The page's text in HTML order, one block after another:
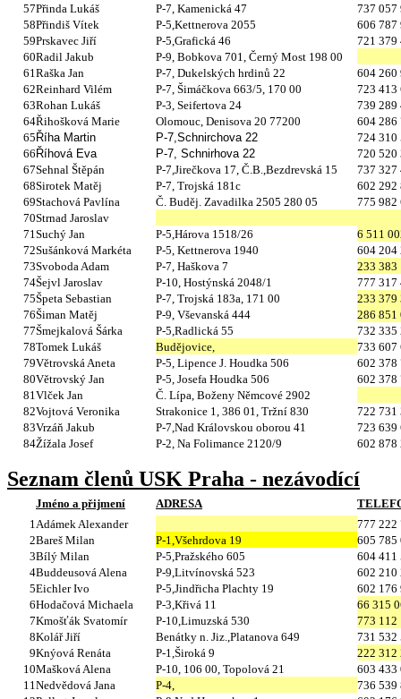
57Přinda Lukáš P-7, Kamenická 47
737 057
58Přindiš Vítek P-5,Kettnerova 2055
606 787
59Prskavec Jiří P-5,Grafická 46
721 379
60Radil Jakub
P-9, Bobkova 701, Černý Most 198 00
61 Raška Jan P-7, Dukelských hrdinů 22
604 260
62Reinhard Vilém P-7, Šimáčkova 663/5, 170 00
723 413
63Rohan Lukáš P-3, Seifertova 24
739 289
64Řihošková Marie Olomouc, Denisova 20 77200
604 286
65 Říha Martin P-7,Schnirchova 22
724 310
66 Říhová Eva P-7, Schnirhova 22
720 520
67Sehnal Štěpán P-7,Jirečkova 17, Č.B.,Bezdrevská 15
737 327
68Sirotek Matěj P-7, Trojská 181c
602 292
69Stachová Pavlína Č. Buděj. Zavadilka 2505 280 05
775 982
70Strnad Jaroslav
71 Suchý Jan P-5,Hárova 1518/26
6 511
72Sušánková Markéta P-5, Kettnerova 1940
604 204
73Svoboda Adam P-7, Haškova 7
233 383
74Šejvl Jaroslav P-10, Hostýnská 2048/1
777 317
75Špeta Sebastian P-7, Trojská 183a, 171 00
233 379
76Šiman Matěj P-9, Vševanská 444
286 851
77Šmejkalová Šárka P-5,Radlická 55
732 335
78Tomek Lukáš Budějovice,
733 607
79Větrovská Aneta P-5, Lipence J. Houdka 506
602 378
80Větrovský Jan P-5, Josefa Houdka 506
602 378
81 Vlček Jan
Č. Lípa, Boženy Němcové 2902
82Vojtová Veronika Strakonice 1, 386 01, Tržní 830
722 731
83Vrzáň Jakub P-7,Nad Královskou oborou 41
723 639
84Žížala Josef P-2, Na Folimance 2120/9 602 878
Seznam členů USK Praha - nezávodící
Jméno a přijmení ADRESA
1 Adámek Alexander
777 222
2Bareš Milan P-1,Všehrdova 19
605 785
3Bílý Milan P-5,Pražského 605
604 411
4Buddeusová Alena P-9,Litvínovská 523
602 210
5Eichler Ivo P-5,Jindřicha Plachty 19
602 176
6Hodačová Michaela P-3,Křivá 11
66 315
7Kmošťák Svatomír P-10,Limuzská 530
773 112
8Kolář Jiří Benátky n. Jiz.,Platanova 649
731 532
9Knýová Renáta P-1,Široká 9
222 312
10Mašková Alena P-10, 106 00, Topolová 21
603 433
11 Nedvědová Jana P-4,
736 539